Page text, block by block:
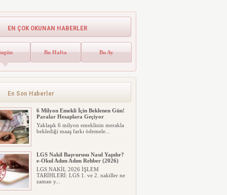
EN ÇOK OKUNAN HABERLER
Bu Hafta Bu Ay
En Son Haberler
Sahipleri Dikkat
Emlak vergisinde gelecek yıl için esas
6 Milyon Emekli İçin Beklenen Gün!
Paralar Hesaplara Geçiyor
Yaklaşık 6 milyon emeklinin merakla
beklediği maaş farkı ödemele...
LGS Nakil Başvurusu Nasıl Yapılır?
e-Okul Adım Adım Rehber (2026)
LGS NAKİL 2026 İŞLEM
TARİHLERİ: LGS 1. ve 2. nakiller ne
zaman y...